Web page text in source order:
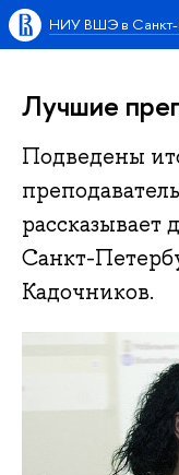
НИУ ВШЭ в Санкт-
Лучшие
Подведены
Санкт-
Кадочников.